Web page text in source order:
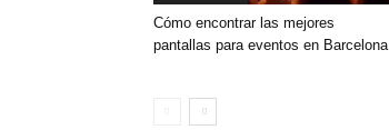
Cómo encontrar las mejores
pantallas para eventos en Barcelona